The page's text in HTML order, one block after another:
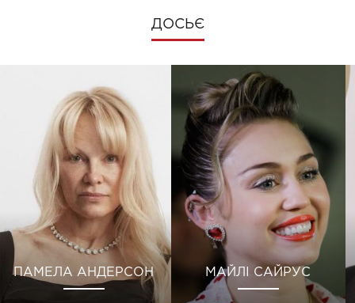
ДОСЬЄ
ПАМЕЛА АНДЕРСОН МАЙЛІ САЙРУС